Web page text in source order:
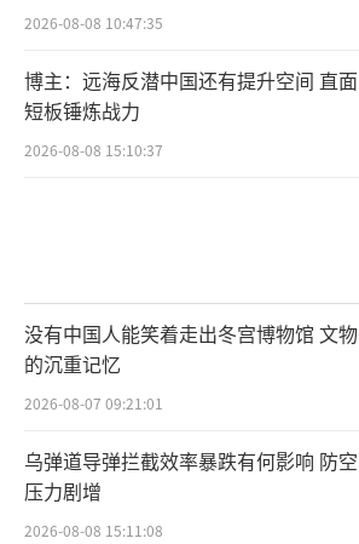
2026-08-08 10:47:35
博主：远海反潜中国还有提升空间 直面
短板锤炼战力
2026-08-08 15:10:37
没有中国人能笑着走出冬宫博物馆 文物
的沉重记忆
2026-08-07 09:21:01
乌弹道导弹拦截效率暴跌有何影响 防空
压力剧增
2026-08-08 15:11:08